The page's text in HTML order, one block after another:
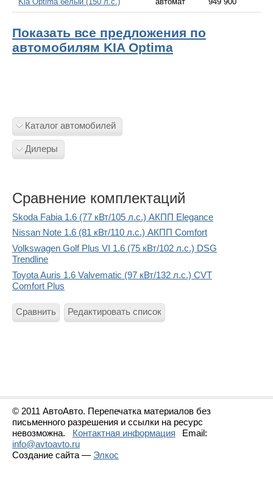
Показать все предложения по
автомобилям KIA Optima
Каталог автомобилей
Дилеры
Сравнение комплектаций
Skoda Fabia 1.6 (77 кВт/105 л.с.) АКПП Elegance
Nissan Note 1.6 (81 кВт/110 л.с.) АКПП Comfort
Volkswagen Golf Plus VI 1.6 (75 кВт/102 л.с.) DSG
Trendline
Toyota Auris 1.6 Valvematic (97 кВт/132 л.с.) CVT
Comfort Plus
Сравнить Редактировать список
© 2011 АвтоАвто. Перепечатка материалов без
письменного разрешения и ссылки на ресурс
невозможна.
Контактная информация
Email:
info@avtoavto.ru
Создание сайта — Элкос